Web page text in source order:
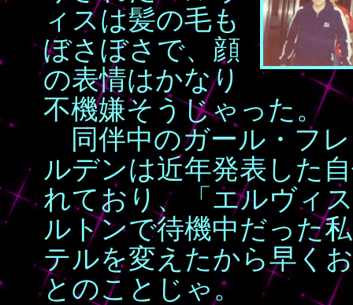
ィスは髪の毛も
ぼさぼさで、顔
の表情はかなり
不機嫌そうじゃった。
同伴中のガール・フ
ルデンは近年発表した
れており、「エルヴィ
ルトンで待機中だった
テルを変えたから早く
とのことじゃ。